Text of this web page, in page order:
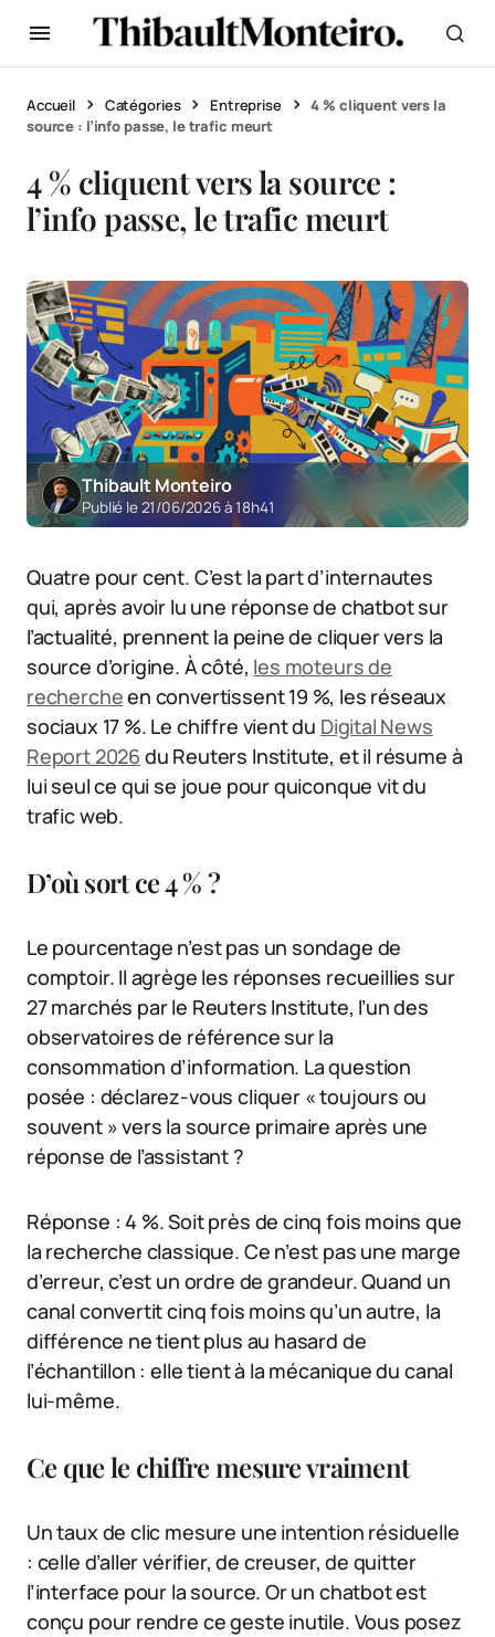
Accueil Catégories Entreprise
4 % cliquent vers la
source : l’info passe, le trafic meurt
4 % cliquent vers la source :
l’info passe, le trafic meurt
Thibault Monteiro
Publié le 21/06/2026 à 18h41
Quatre pour cent. C’est la part d’internautes
qui, après avoir lu une réponse de chatbot sur
l’actualité, prennent la peine de cliquer vers la
source d’origine. À côté, les moteurs de
rechercheen convertissent 19 %, les réseaux
sociaux 17 %. Le chiffre vient du Digital News
Report 2026 du Reuters Institute, et il résume à
lui seul ce qui se joue pour quiconque vit du
trafic web.
D’où sort ce 4 % ?
Le pourcentage n’est pas un sondage de
comptoir. Il agrège les réponses recueillies sur
27 marchés par le Reuters Institute, l’un des
observatoires de référence sur la
consommation d’information. La question
posée : déclarez-vous cliquer « toujours ou
souvent » vers la source primaire après une
réponse de l’assistant ?
Réponse : 4 %. Soit près de cinq fois moins que
la recherche classique. Ce n’est pas une marge
d’erreur, c’est un ordre de grandeur. Quand un
canal convertit cinq fois moins qu’un autre, la
différence ne tient plus au hasard de
l’échantillon : elle tient à la mécanique du canal
lui-même.
Ce que le chiffre mesure vraiment
Un taux de clic mesure une intention résiduelle
: celle d’aller vérifier, de creuser, de quitter
l’interface pour la source. Or un chatbot est
conçu pour rendre ce geste inutile. Vous posez